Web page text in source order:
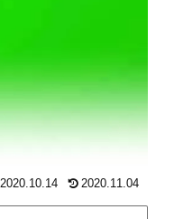
2020.10.14 2020.11.04